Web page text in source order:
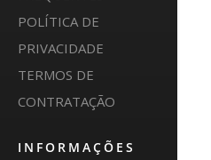
POLÍTICA DE
PRIVACIDADE
TERMOS DE
CONTRATAÇÃO
INFORMAÇÕES